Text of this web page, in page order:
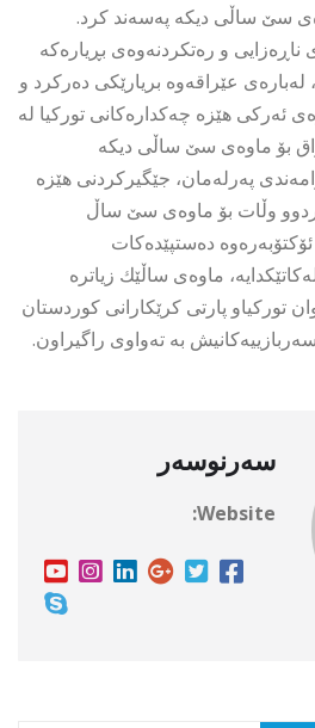
سێ ساڵی دیکە پەسەند کرد.
ناڕەزایی و رەتكردنەوەی بڕیارەكە
لەبارەی عێراقەوە بریارێکی دەرکرد و
ئەرکی هێزە چەکدارەکانی تورکیا لە
بۆ ماوەی سێ ساڵی دیکە
پەرلەمان، جێگیرکردنی هێزە
وڵات بۆ ماوەی سێ ساڵ
دەبێت و لە 30ی ئۆکتۆبەرەوە دەستپێدەکات
ماوەی ساڵێك زیاترە
توركیاو پارتی كرێكارانی كوردستان
بە تەواوی راگیراون.
سەرنوسەر
Website: